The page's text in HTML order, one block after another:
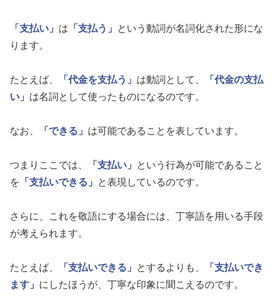
「支払い」 は 「支払う」
という動詞が名詞化された形にな
ります。
たとえば、 「代金を支払う」 は動詞として、
「代金の支払
い」 は名詞として使ったものになるのです。
なお、 「できる」 は可能であることを表しています。
つまりここでは、 「支払い」
という行為が可能であること
を 「支払いできる」 と表現しているのです。
さらに、これを敬語にする場合には、丁寧語を用いる手段
が考えられます。
たとえば、 「支払いできる」 とするよりも、
「支払いでき
ます」 にしたほうが、丁寧な印象に聞こえるのです。